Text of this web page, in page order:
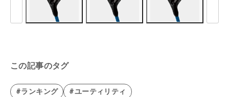
この記事のタグ
#ランキング #ユーティリティ